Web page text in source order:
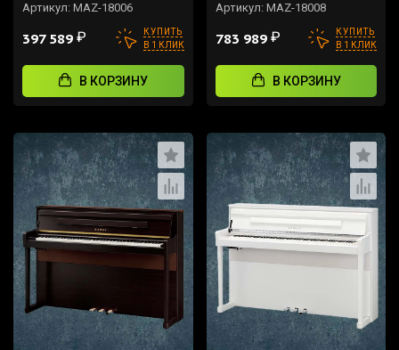
Артикул: MAZ-18006
397 589 ₽
КУПИТЬ
В 1 КЛИК
В КОРЗИНУ
Артикул: MAZ-18008
783 989 ₽
КУПИТЬ
В 1 КЛИК
В КОРЗИНУ